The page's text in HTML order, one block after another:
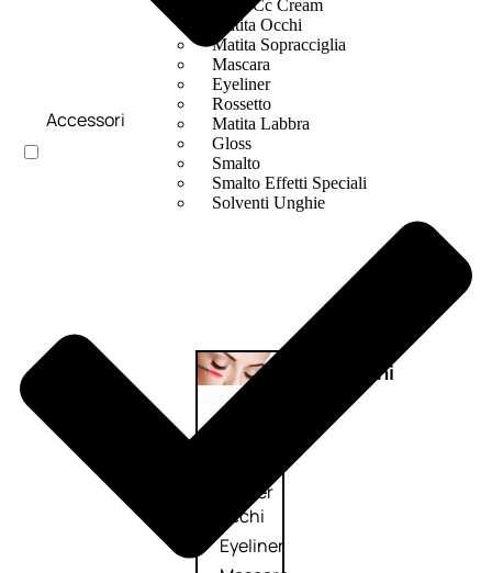
Bb E Cc Cream
Matita Occhi
Matita Sopracciglia
Mascara
Eyeliner
Rossetto
Matita Labbra
Gloss
Smalto
Smalto Effetti Speciali
Solventi Unghie
Occhi
Primer
occhi
Eyeliner
Accessori